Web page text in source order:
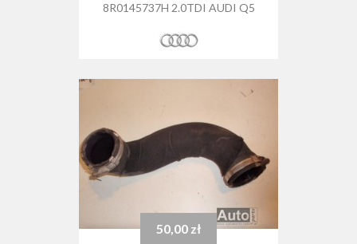
8R0145737H 2.0TDI AUDI Q5
Cena
50,00 zł